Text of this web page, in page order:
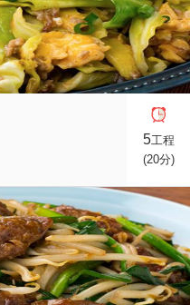
5工程
(20分)